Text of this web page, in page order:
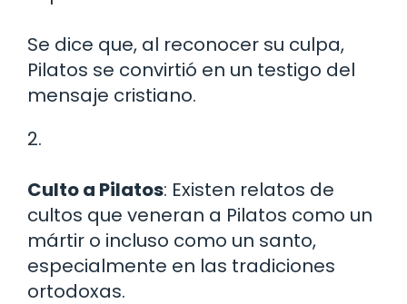
Se dice que, al reconocer su culpa,
Pilatos se convirtió en un testigo del
mensaje cristiano.
2.
Culto a Pilatos: Existen relatos de
cultos que veneran a Pilatos como un
mártir o incluso como un santo,
especialmente en las tradiciones
ortodoxas.